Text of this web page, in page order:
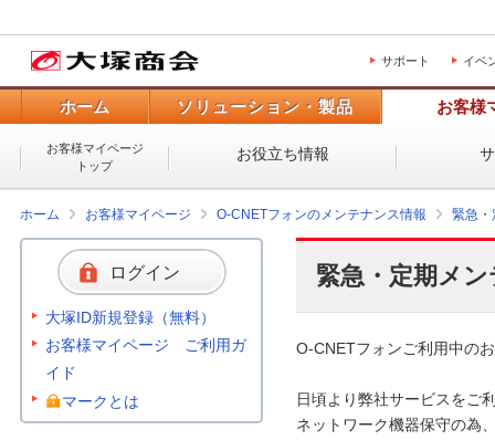
サポート イベ
ホーム ソリューション・製品 お客様
お客様マイページ
トップ
お役立ち情報
ホーム お客様マイページ O-CNETフォンのメンテナンス情報 緊急・
緊急・定期メ
O-CNETフォンご利用中の
日頃より弊社サービスをご
ネットワーク機器保守の為
ログイン
大塚ID新規登録（無料）
お客様マイページ ご利用ガ
イド
マークとは